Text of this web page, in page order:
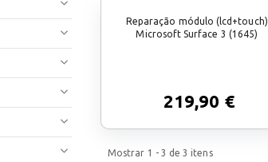
Reparação módulo (lcd+touch)
Microsoft Surface 3 (1645)
219,90 €
Mostrar 1 - 3 de3 itens